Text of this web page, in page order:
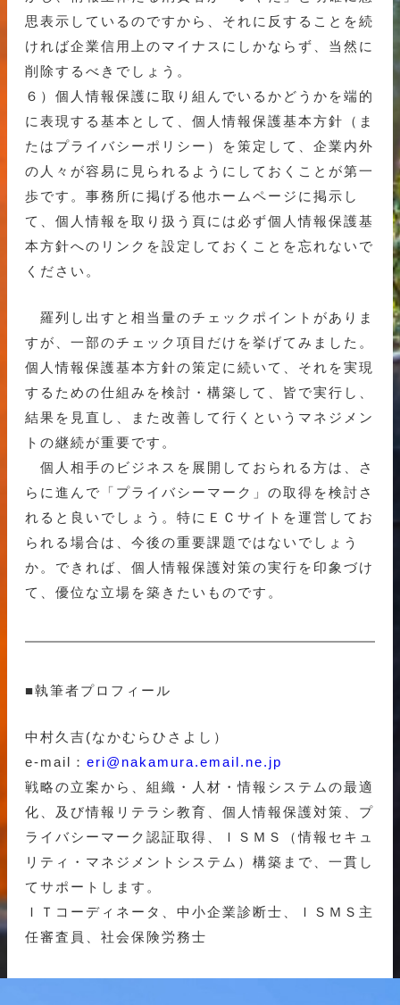
思表示しているのですから、それに反することを続
ければ企業信用上のマイナスにしかならず、当然に
削除するべきでしょう。
６）個人情報保護に取り組んでいるかどうかを端的
に表現する基本として、個人情報保護基本方針（ま
たはプライバシーポリシー）を策定して、企業内外
の人々が容易に見られるようにしておくことが第一
歩です。事務所に掲げる他ホームページに掲示し
て、個人情報を取り扱う頁には必ず個人情報保護基
本方針へのリンクを設定しておくことを忘れないで
ください。
羅列し出すと相当量のチェックポイントがありま
すが、一部のチェック項目だけを挙げてみました。
個人情報保護基本方針の策定に続いて、それを実現
するための仕組みを検討・構築して、皆で実行し、
結果を見直し、また改善して行くというマネジメン
トの継続が重要です。
個人相手のビジネスを展開しておられる方は、さ
らに進んで「プライバシーマーク」の取得を検討さ
れると良いでしょう。特にＥＣサイトを運営してお
られる場合は、今後の重要課題ではないでしょう
か。できれば、個人情報保護対策の実行を印象づけ
て、優位な立場を築きたいものです。
■執筆者プロフィール
中村久吉(なかむらひさよし）
e-mail： eri@nakamura.email.ne.jp
戦略の立案から、組織・人材・情報システムの最適
化、及び情報リテラシ教育、個人情報保護対策、プ
ライバシーマーク認証取得、ＩＳＭＳ（情報セキュ
リティ・マネジメントシステム）構築まで、一貫し
てサポートします。
ＩＴコーディネータ、中小企業診断士、ＩＳＭＳ主
任審査員、社会保険労務士